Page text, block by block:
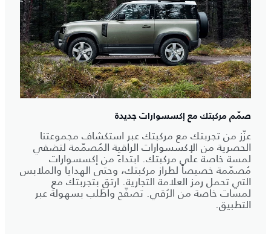
صمّم مركبتك مع إكسسوارات جديدة
عزّز من تجربتك مع مركبتك عبر استكشاف مجموعتنا
الحصرية من الإكسسوارات الراقية المُصمّمة لتضفي
لمسة خاصة على مركبتك. ابتداءً من إكسسوارات
مُصمّمة خصيصاً لطراز مركبتك، وحتى الهدايا والملابس
التي تحمل رمز العلامة التجارية. ارتقِ بتجربتك مع
لمسات خاصة من الرُقي. تصفّح واطلب بسهولة عبر
التطبيق.